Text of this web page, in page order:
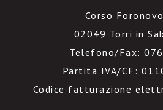
Corso
02049 Torri in
Telefono/Fax:
Partita IVA/CF:
Codice fatturazione